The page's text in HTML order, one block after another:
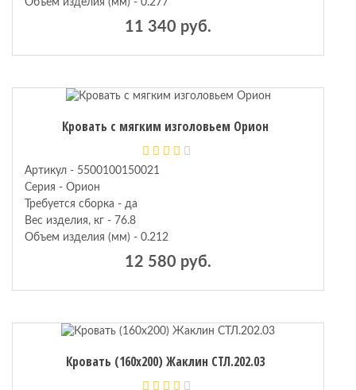
Объем изделия (мм) - 0.277
11 340 руб.
Кровать с мягким изголовьем Орион
Артикул - 5500100150021
Серия - Орион
Требуется сборка - да
Вес изделия, кг - 76.8
Объем изделия (мм) - 0.212
12 580 руб.
Кровать (160х200) Жаклин СТЛ.202.03